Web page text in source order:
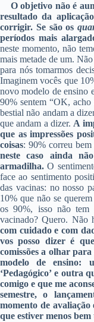
O objetivo não é
resultado da
corrigir. Se são os
períodos mais
neste momento, não
mais metade de um.
para nós tomarmos
Imaginem vocês que
novo modelo de ensino
90% sentem “OK,
bestial não andam a
que andam a dizer. A
que as impressões
coisas: 90% correu
neste caso ainda
armadilha. O
face ao sentimento
das vacinas: no nosso
10% que não se
os 90%, isso não tem
vacinado? Quero.
com cuidado e com
vos posso dizer é
comissões a olhar
modelo de ensino:
‘Pedagógico’ e outra
comigo e que me
semestre, o
momento de avaliação
que estiver menos